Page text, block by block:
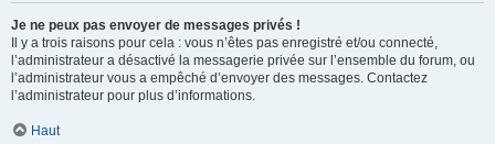
Je ne peux pas envoyer de messages privés !
Il y a trois raisons pour cela : vous n’êtes pas enregistré et/ou connecté,
l’administrateur a désactivé la messagerie privée sur l’ensemble du forum, ou
l’administrateur vous a empêché d’envoyer des messages. Contactez
l’administrateur pour plus d’informations.
Haut